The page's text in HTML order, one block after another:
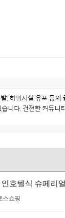
호텔식 슈페리
스쇼핑